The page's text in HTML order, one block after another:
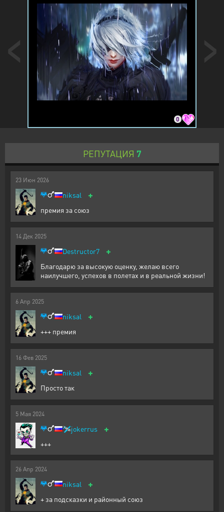
0
РЕПУТАЦИЯ 7
23 Июн 2026
niksal +
премия за союз
14 Дек 2025
Destructor7 +
Благодарю за высокую оценку, желаю всего
наилучшего, успехов в полетах и в реальной жизни!
6 Апр 2025
niksal +
+++ премия
16 Фев 2025
niksal +
Просто так
5 Мая 2024
🛩️jokerrus +
+++
26 Апр 2024
niksal +
+ за подсказки и районный союз